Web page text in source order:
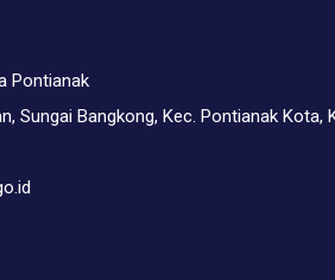
Pontianak
Sungai Bangkong, Kec. Pontianak Kota,